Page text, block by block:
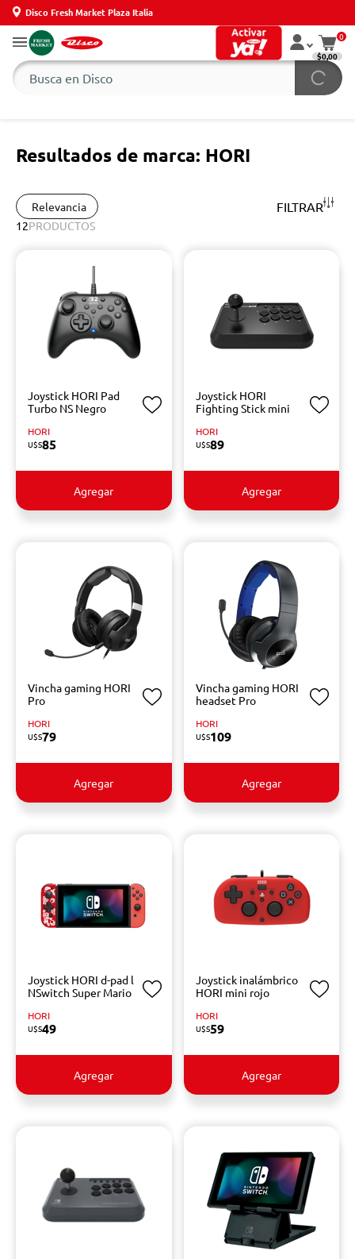
Disco Fresh Market Plaza Italia
0
$0,00
Resultados de marca: HORI
Relevancia FILTRAR
12PRODUCTOS
Joystick HORI Pad
Turbo NS Negro
HORI
U$S85
Agregar
Joystick HORI
Fighting Stick mini
HORI
U$S89
Agregar
Vincha gaming HORI
Pro
HORI
U$S79
Agregar
Vincha gaming HORI
headset Pro
HORI
U$S109
Agregar
Joystick HORI d-pad l
NSwitch Super Mario
HORI
U$S49
Agregar
Joystick inalámbrico
HORI mini rojo
HORI
U$S59
Agregar